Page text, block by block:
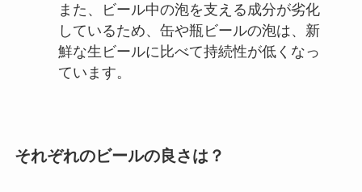
また、ビール中の泡を支える成分が劣化
しているため、缶や瓶ビールの泡は、新
鮮な生ビールに比べて持続性が低くなっ
ています。
それぞれのビールの良さは？